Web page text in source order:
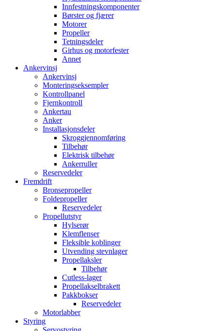
Innfestningskomponenter
Børster og fjærer
Motorer
Propeller
Tetningsdeler
Girhus og motorfester
Annet
Ankervinsj
Ankervinsj
Monteringseksempler
Kontrollpanel
Fjernkontroll
Ankertau
Anker
Installasjonsdeler
Skroggjennomføring
Tilbehør
Elektrisk tilbehør
Ankerruller
Reservedeler
Fremdrift
Bronsepropeller
Foldepropeller
Reservedeler
Propellutstyr
Hylserør
Klemflenser
Fleksible koblinger
Utvending stevnlager
Propellaksler
Tilbehør
Cutless-lager
Propellakselbrakett
Pakkbokser
Reservedeler
Motorlabber
Styring